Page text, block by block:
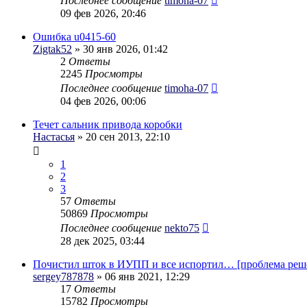
09 фев 2026, 20:46
Ошибка u0415-60
Zigtak52 » 30 янв 2026, 01:42
2 Ответы
2245 Просмотры
Последнее сообщение timoha-07
04 фев 2026, 00:06
Течет сальник привода коробки
Настасья » 20 сен 2013, 22:10
1
2
3
57 Ответы
50869 Просмотры
Последнее сообщение nekto75
28 дек 2025, 03:44
Почистил шток в ИУПП и все испортил… [проблема
sergey787878 » 06 янв 2021, 12:29
17 Ответы
15782 Просмотры